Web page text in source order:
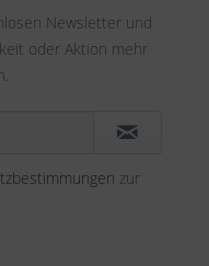
Newsletter und
oder Aktion mehr
zur